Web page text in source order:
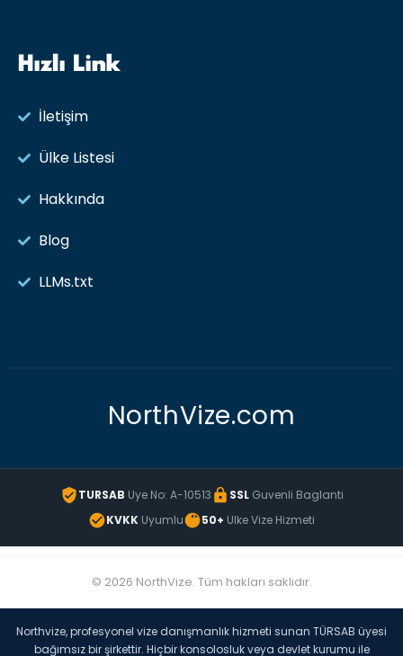
Hızlı Link
İletişim
Ülke Listesi
Hakkında
Blog
LLMs.txt
NorthVize.com
TURSAB Uye No: A-10513 SSLGuvenli Baglanti
KVKK Uyumlu 50+ Ulke Vize Hizmeti
© 2026 NorthVize. Tüm hakları saklıdır.
Northvize, profesyonel vize danışmanlık hizmeti sunan TÜRSAB üyesi
bağımsız bir şirkettir. Hiçbir konsolosluk veya devlet kurumu ile